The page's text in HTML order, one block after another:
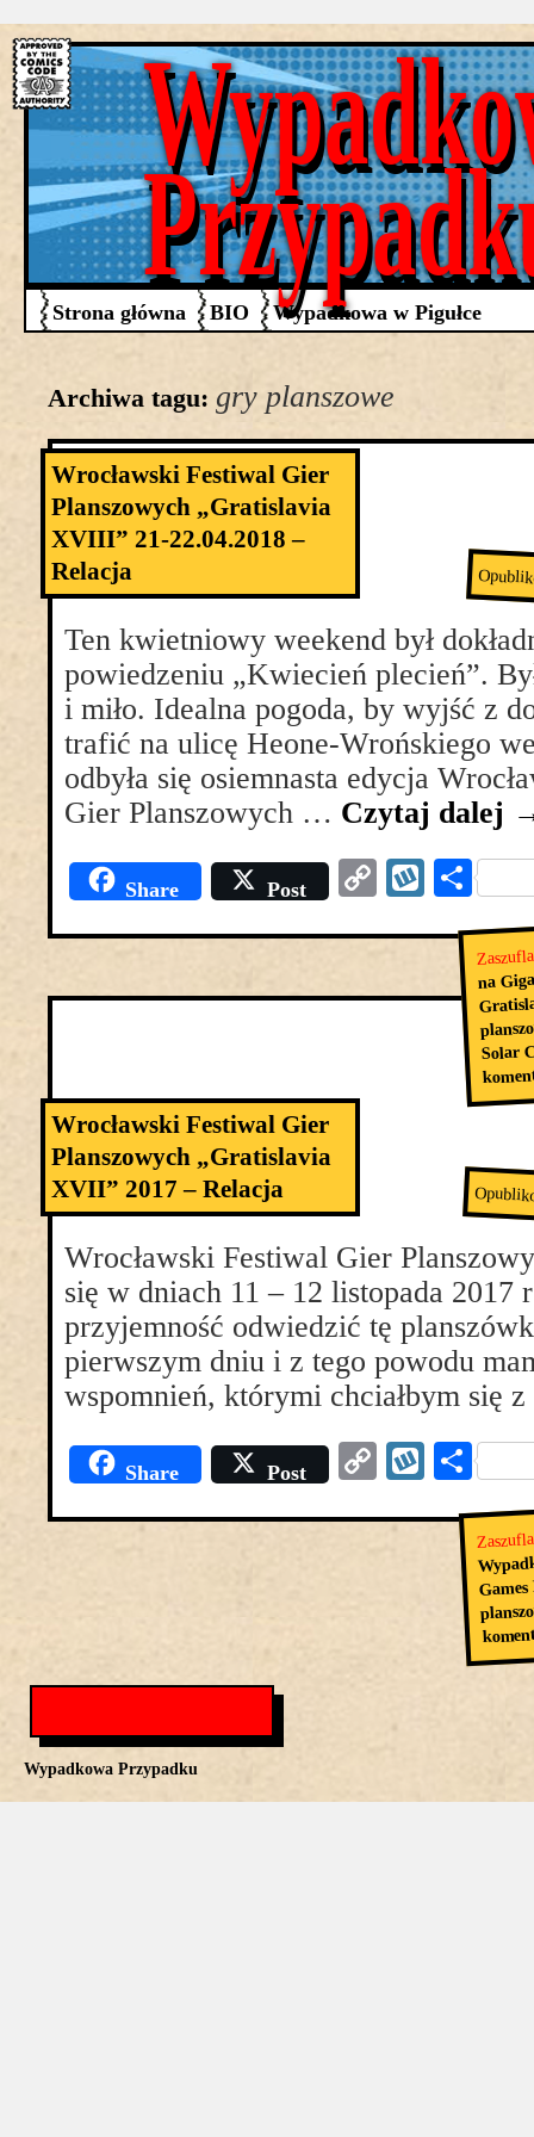
Strona główna BIO Wypadkowa w Pigułce
Archiwa tagu: gry planszowe
Wrocławski Festiwal Gier
Planszowych „Gratislavia
XVIII” 21-22.04.2018 –
Relacja
Ten kwietniowy weekend był
powiedzeniu „Kwiecień plecień”.
i miło. Idealna pogoda, by wyjść z
trafić na ulicę Heone-Wrońskiego
odbyła się osiemnasta edycja
Gier Planszowych … Czytaj dalej
Share Post
Copy
na
Solar
Wrocławski Festiwal Gier
Planszowych „Gratislavia
XVII” 2017 – Relacja
Wrocławski Festiwal Gier
się w dniach 11 – 12 listopada 2017
przyjemność odwiedzić tę
pierwszym dniu i z tego powodu
wspomnień, którymi chciałbym się
Share Post
Copy
się
Wypadkowa Przypadku